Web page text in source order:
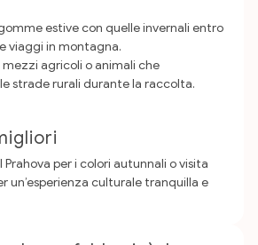
estive con quelle invernali entro
viaggi in montagna.
agricoli o animali che
strade rurali durante la raccolta.
Prahova per i colori autunnali o visita
un’esperienza culturale tranquilla e